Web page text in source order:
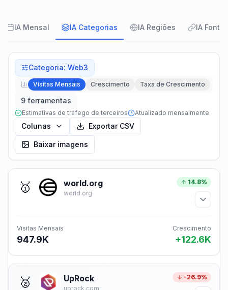
IA Mensal IA Categorias IA Regiões IA Fontes
Categoria: Web3
Visitas Mensais Crescimento Taxa de Crescimento
9 ferramentas
Estimativas de tráfego de terceiros Atualizado mensalmente
Colunas Exportar CSV
Baixar imagens
🥇 world.org
world.org
14.8%
Visitas Mensais
947.9K
Crescimento
+122.6K
🥈 UpRock
uprock.com
-26.9%